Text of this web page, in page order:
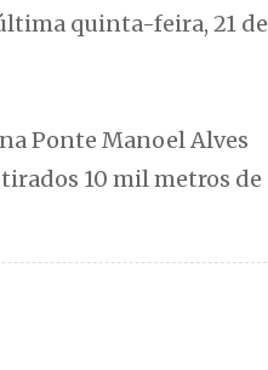
quinta-feira, 21 de
Ponte Manoel Alves
10 mil metros de